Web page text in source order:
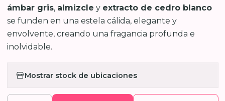
ámbar gris, almizcle y extracto de cedro blanco
se funden en una estela cálida, elegante y
envolvente, creando una fragancia profunda e
inolvidable.
Mostrar stock de ubicaciones